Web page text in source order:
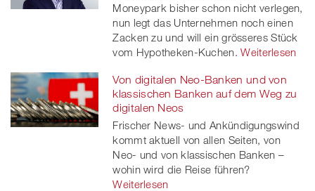
Moneypark bisher schon nicht verlegen,
nun legt das Unternehmen noch einen
Zacken zu und will ein grösseres Stück
vom Hypotheken-Kuchen. Weiterlesen
Von digitalen Neo-Banken und von
klassischen Banken auf dem Weg zu
digitalen Neos
Frischer News- und Ankündigungswind
kommt aktuell von allen Seiten, von
Neo- und von klassischen Banken –
wohin wird die Reise führen?
Weiterlesen